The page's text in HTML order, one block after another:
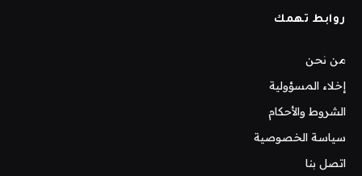
روابط تهمك
من نحن
إخلاء المسؤولية
الشروط والأحكام
سياسة الخصوصية
اتصل بنا